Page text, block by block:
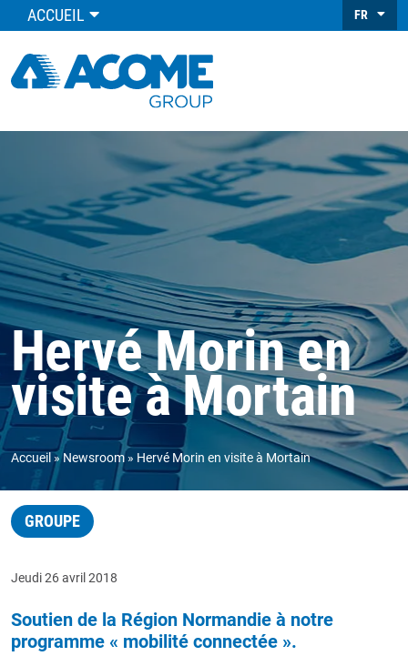
ACCUEIL FR
Hervé Morin en
visite à Mortain
Accueil Newsroom Hervé Morin en visite à Mortain
GROUPE
Jeudi 26 avril 2018
Soutien de la Région Normandie à notre
programme « mobilité connectée ».